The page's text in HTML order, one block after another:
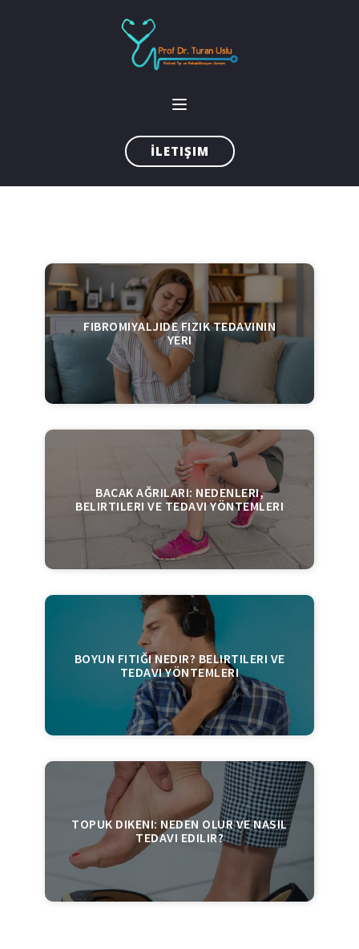
İLETIŞIM
FIBROMIYALJIDE FIZIK TEDAVININ
YERI
BACAK AĞRILARI: NEDENLERI,
BELIRTILERI VE TEDAVI YÖNTEMLERI
BOYUN FITIĞI NEDIR? BELIRTILERI VE
TEDAVI YÖNTEMLERI
TOPUK DIKENI: NEDEN OLUR VE NASIL
TEDAVI EDILIR?